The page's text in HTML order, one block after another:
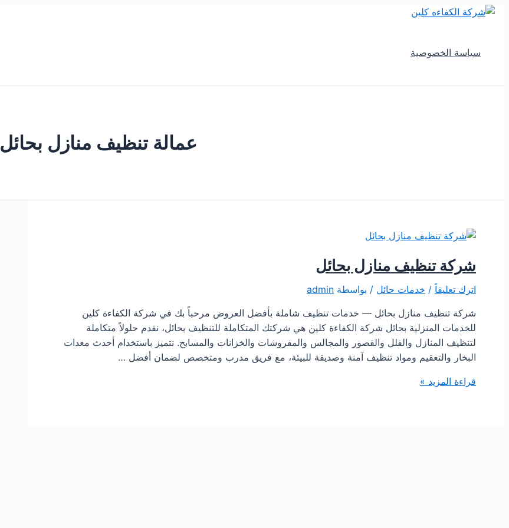
تخطي
سياسة الخصوصية
عمالة تنظيف منازل بحائل
شركة تنظيف منازل بحائل
اترك تعليقاً / خدمات حائل / بواسطة admin
شركة تنظيف منازل بحائل — خدمات تنظيف شاملة بأفضل العروض مرحباً بك في شركة الكفاءة كلين
للخدمات المنزلية بحائل شركة الكفاءة كلين هي شركتك المتكاملة للتنظيف بحائل، نقدم حلولاً متكاملة
لتنظيف المنازل والفلل والقصور والمجالس والمفروشات والخزانات والمسابح. نتميز باستخدام أحدث معدات
البخار والتعقيم ومواد تنظيف آمنة وصديقة للبيئة، مع فريق مدرب ومتخصص لضمان أفضل …
شركة
قراءة المزيد »